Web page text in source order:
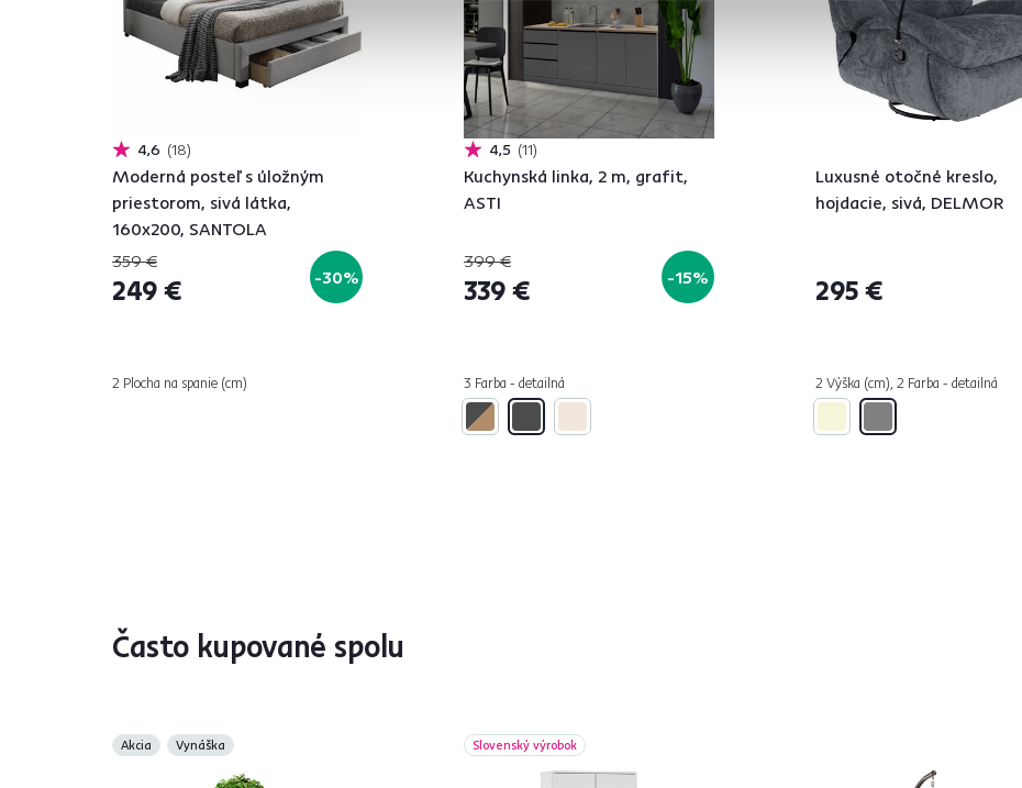
4,6 18
Moderná posteľ s úložným
priestorom, sivá látka,
160x200, SANTOLA
359 €
249 € -30%
2 Plocha na spanie (cm)
4,5 11
Kuchynská linka, 2 m, grafit,
ASTI
399 €
339 € -15%
3 Farba - detailná
Luxusné otočné kreslo,
hojdacie, sivá, DELMOR
295 €
2 Výška (cm), 2 Farba - detailná
Často kupované spolu
Akcia Vynáška Slovenský výrobok